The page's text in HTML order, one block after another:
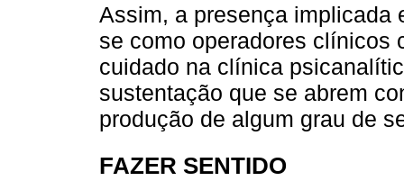
Assim, a presença implicada
se como operadores clínicos
cuidado na clínica
sustentação que se abrem
produção de algum grau de
FAZER SENTIDO